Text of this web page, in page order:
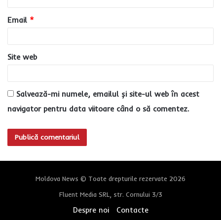
*
Email *
Site web
Salvează-mi numele, emailul și site-ul web în acest
navigator pentru data viitoare când o să comentez.
Moldova News © Toate drepturile rezervate 2026
Fluent Media SRL, str. Cornului 3/3
Despre noi Contacte